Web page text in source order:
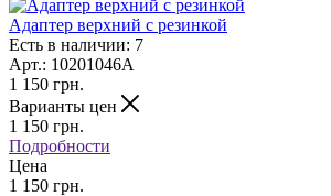
Адаптер верхний с резинкой
Есть в наличии: 7
Арт.: 10201046A
1 150 грн.
Варианты цен
1 150 грн.
Подробности
Цена
1 150 грн.